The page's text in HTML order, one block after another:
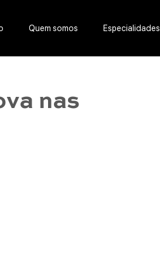
Quem somos Especialidades
nas